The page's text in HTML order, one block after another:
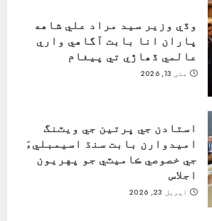
وڏي وزير سيد مراد علي شاهه
پاران انا بابت آگاهي واري
عالمي ڏھاڙي تي پيغام
مئی 13, 2026
استادن جي ڀرتين جي ويٽنگ
اميدوارن بابت سنڌ اسيمبليءَ
جي خصوصي ڪاميٽي جو پهريون
اجلاس
اپریل 23, 2026